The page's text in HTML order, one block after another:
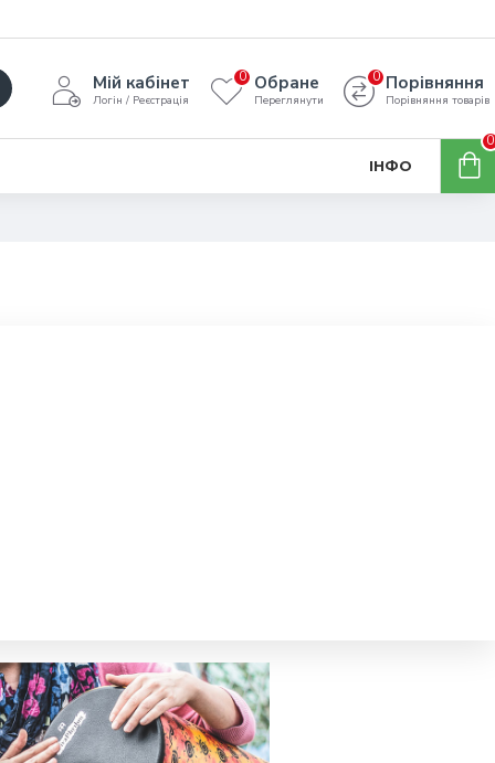
Мій кабінет
Логін / Реєстрація
Обране
Переглянути
0 Порівняння
Порівняння товарів
0
ІНФО
0